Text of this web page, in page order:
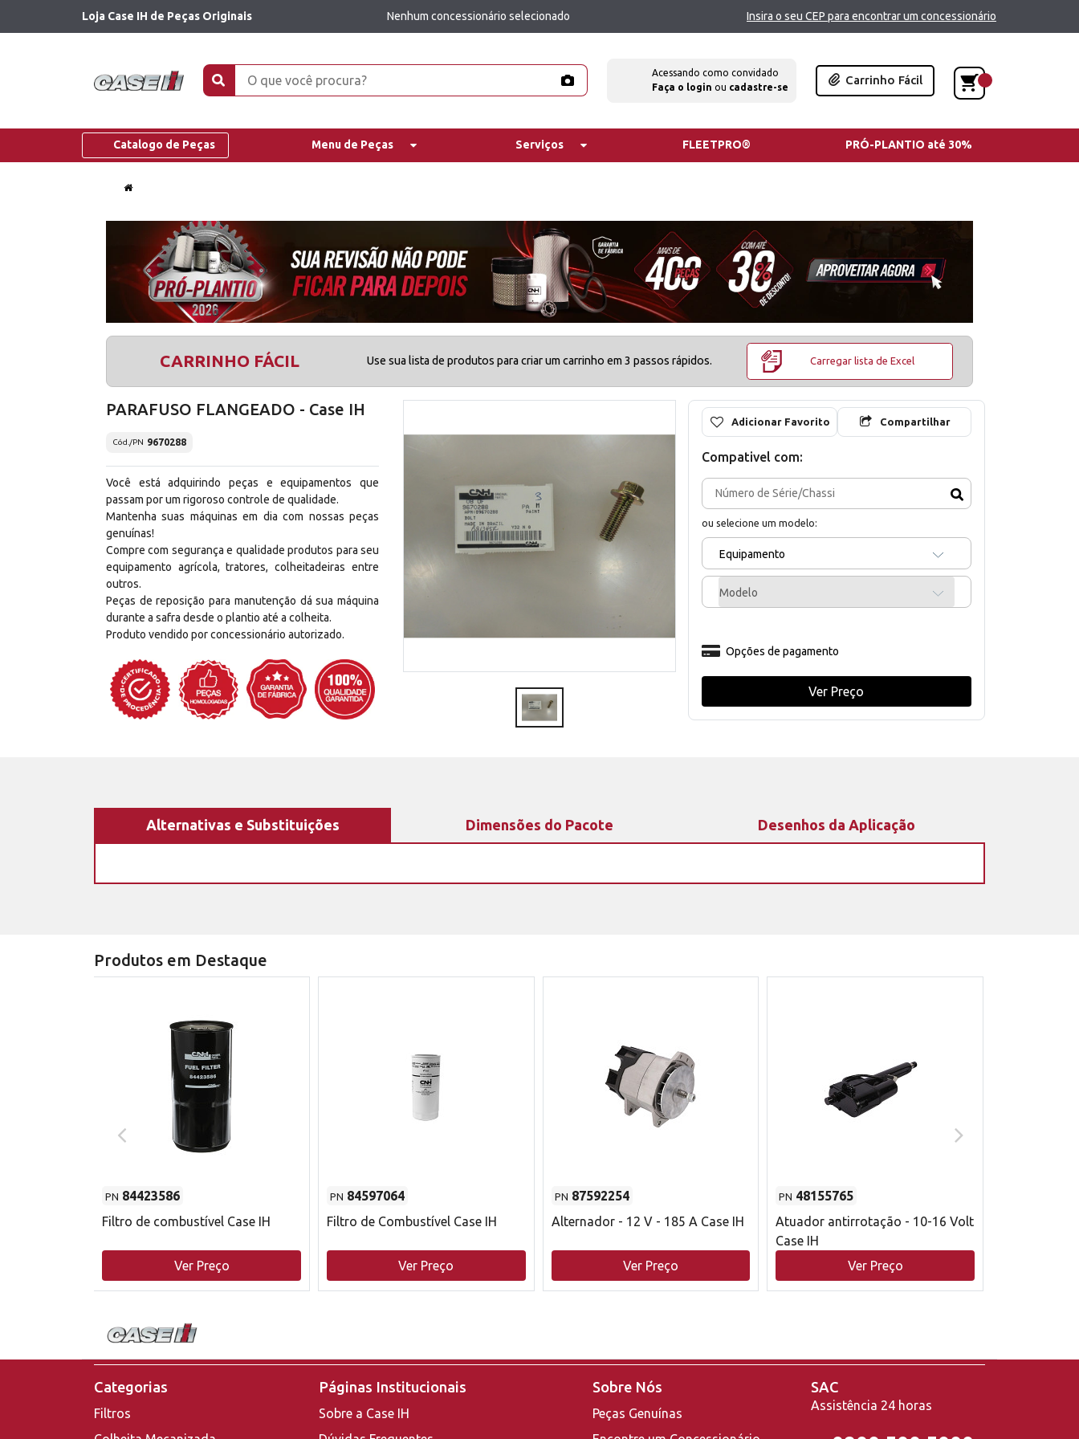
Loja Case IH de Peças Originais Nenhum concessionário selecionado Insira o seu CEP para encontrar um concessionário
Acessando como convidado
Faça o login ou cadastre-se
Carrinho Fácil
Catalogo de Peças Menu de Peças Serviços FLEETPRO® PRÓ-PLANTIO até 30%
CARRINHO FÁCIL Use sua lista de produtos para criar um carrinho em 3 passos rápidos. Carregar lista de Excel
PARAFUSO FLANGEADO - Case IH
Cód./PN 9670288
Você está adquirindo peças e equipamentos que
passam por um rigoroso controle de qualidade.
Mantenha suas máquinas em dia com nossas peças
genuínas!
Compre com segurança e qualidade produtos para seu
equipamento agrícola, tratores, colheitadeiras entre
outros.
Peças de reposição para manutenção dá sua máquina
durante a safra desde o plantio até a colheita.
Produto vendido por concessionário autorizado.
Adicionar Favorito Compartilhar
Compativel com:
ou selecione um modelo:
Equipamento
Modelo
Opções de pagamento
Ver Preço
Alternativas e Substituições Dimensões do Pacote Desenhos da Aplicação
Produtos em Destaque
PN 84423586
Filtro de combustível Case IH
Ver Preço
PN 84597064
Filtro de Combustível Case IH
Ver Preço
PN 87592254
Alternador - 12 V - 185 A Case IH
Ver Preço
PN 48155765
Atuador antirrotação - 10-16 Volt
Case IH
Ver Preço
Categorias
Filtros
Páginas Institucionais
Sobre a Case IH
Sobre Nós
Peças Genuínas
SAC
Assistência 24 horas